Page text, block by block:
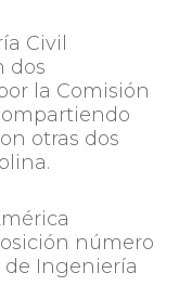
Civil
dos
la Comisión
otras dos
número
de Ingeniería